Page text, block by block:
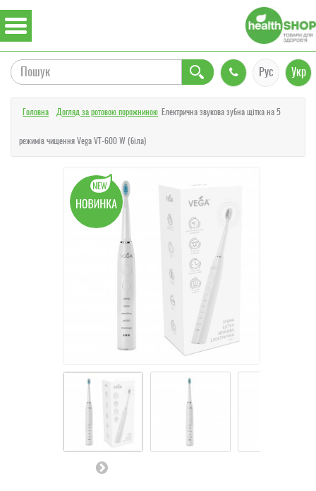
Рус Укр
Головна Догляд за ротовою порожниною Електрична звукова зубна щітка на 5
режимів чищення Vega VT-600 W (біла)